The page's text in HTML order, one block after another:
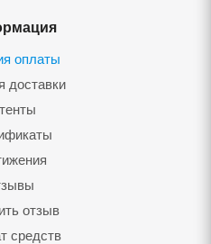
оплаты
доставки
отзыв
средств